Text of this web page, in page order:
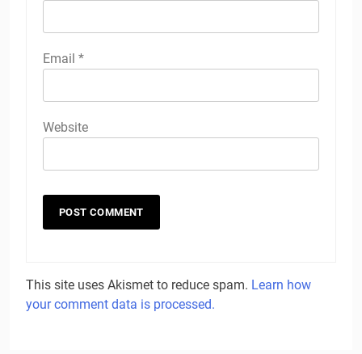
Email *
Website
This site uses Akismet to reduce spam. Learn how
your comment data is processed.